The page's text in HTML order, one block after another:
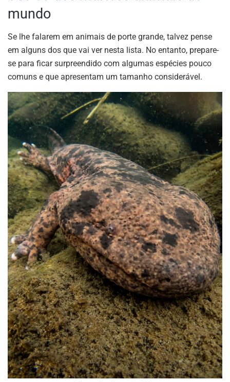
mundo
Se lhe falarem em animais de porte grande, talvez pense
em alguns dos que vai ver nesta lista. No entanto, prepare-
se para ficar surpreendido com algumas espécies pouco
comuns e que apresentam um tamanho considerável.